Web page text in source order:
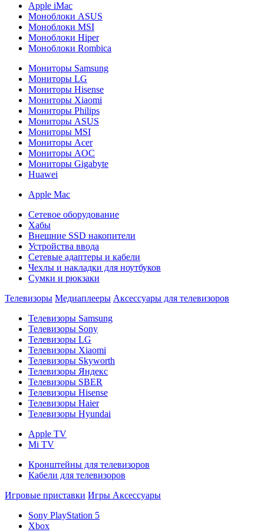
Apple iMac
Моноблоки ASUS
Моноблоки MSI
Моноблоки Hiper
Моноблоки Rombica
Мониторы Samsung
Мониторы LG
Мониторы Hisense
Мониторы Xiaomi
Мониторы Philips
Мониторы ASUS
Мониторы MSI
Мониторы Acer
Мониторы AOC
Мониторы Gigabyte
Huawei
Apple Mac
Сетевое оборудование
Хабы
Внешние SSD накопители
Устройства ввода
Сетевые адаптеры и кабели
Чехлы и накладки для ноутбуков
Сумки и рюкзаки
Телевизоры Медиаплееры Аксессуары для телевизоров
Телевизоры Samsung
Телевизоры Sony
Телевизоры LG
Телевизоры Xiaomi
Телевизоры Skyworth
Телевизоры Яндекс
Телевизоры SBER
Телевизоры Hisense
Телевизоры Haier
Телевизоры Hyundai
Apple TV
Mi TV
Кронштейны для телевизоров
Кабели для телевизоров
Игровые приставки Игры Аксессуары
Sony PlayStation 5
Xbox